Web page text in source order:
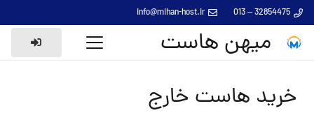
32854475 – 013
info@mihan-host.ir
میهن هاست
خرید هاست خارج